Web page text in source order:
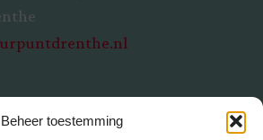
Beheer toestemming